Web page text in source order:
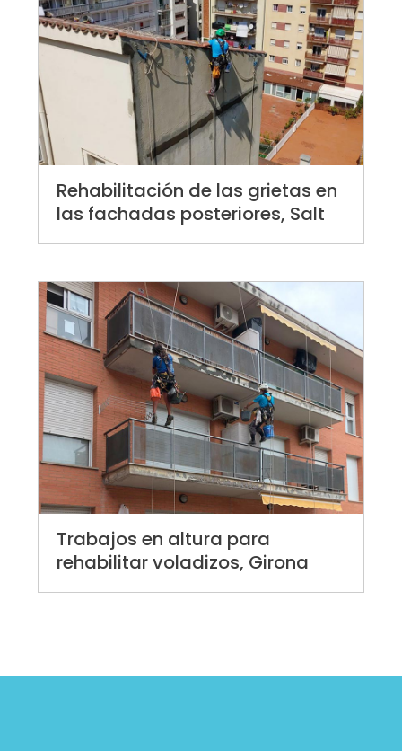
Rehabilitación de las grietas en
las fachadas posteriores, Salt
Trabajos en altura para
rehabilitar voladizos, Girona